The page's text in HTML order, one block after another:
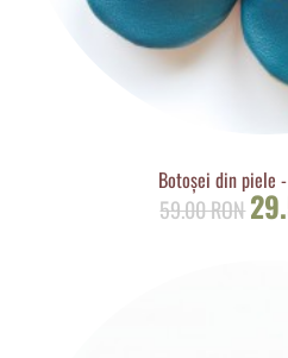
Botoșei din piele
59.00 RON